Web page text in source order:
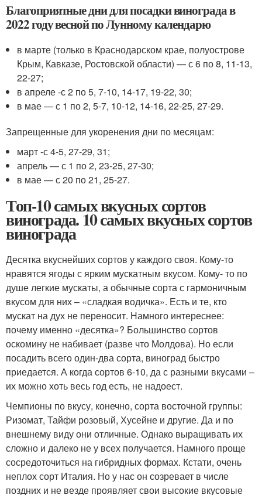
Благоприятные дни для посадки винограда в
2022 году весной по Лунному календарю
в марте (только в Краснодарском крае, полуострове
Крым, Кавказе, Ростовской области) — с 6 по 8, 11-13,
22-27;
в апреле -с 2 по 5, 7-10, 14-17, 19-22, 30;
в мае — с 1 по 2, 5-7, 10-12, 14-16, 22-25, 27-29.
Запрещенные для укоренения дни по месяцам:
март -с 4-5, 27-29, 31;
апрель — с 1 по 2, 23-25, 27-30;
в мае — с 20 по 21, 25-27.
Топ-10 самых вкусных сортов
винограда. 10 самых вкусных сортов
винограда
Десятка вкуснейших сортов у каждого своя. Кому-то
нравятся ягоды с ярким мускатным вкусом. Кому- то по
душе легкие мускаты, а обычные сорта с гармоничным
вкусом для них – «сладкая водичка». Есть и те, кто
мускат на дух не переносит. Намного интереснее:
почему именно «десятка»? Большинство сортов
оскомину не набивает (разве что Молдова). Но если
посадить всего один-два сорта, виноград быстро
приедается. А когда сортов 6-10, да с разными вкусами –
их можно хоть весь год есть, не надоест.
Чемпионы по вкусу, конечно, сорта восточной группы:
Ризомат, Тайфи розовый, Хусейне и другие. Да и по
внешнему виду они отличные. Однако выращивать их
сложно и далеко не у всех получается. Намного проще
сосредоточиться на гибридных формах. Кстати, очень
неплох сорт Италия. Но у нас он созревает в числе
поздних и не везде проявляет свои высокие вкусовые